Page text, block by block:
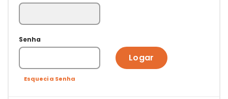
Senha
Logar
Esqueci a Senha